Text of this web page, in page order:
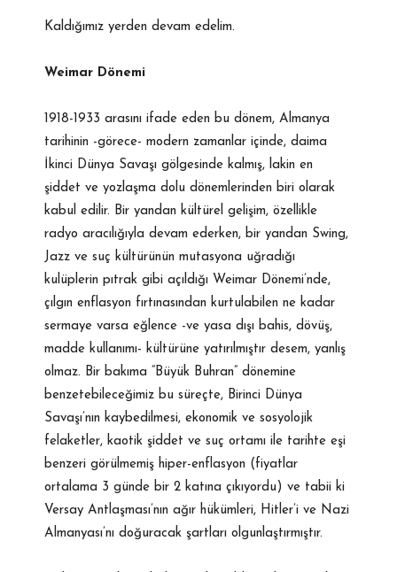
Kaldığımız yerden devam edelim.
Weimar Dönemi
1918-1933 arasını ifade eden bu dönem, Almanya
tarihinin -görece- modern zamanlar içinde, daima
İkinci Dünya Savaşı gölgesinde kalmış, lakin en
şiddet ve yozlaşma dolu dönemlerinden biri olarak
kabul edilir. Bir yandan kültürel gelişim, özellikle
radyo aracılığıyla devam ederken, bir yandan Swing,
Jazz ve suç kültürünün mutasyona uğradığı
kulüplerin pıtrak gibi açıldığı Weimar Dönemi’nde,
çılgın enflasyon fırtınasından kurtulabilen ne kadar
sermaye varsa eğlence -ve yasa dışı bahis, dövüş,
madde kullanımı- kültürüne yatırılmıştır desem, yanlış
olmaz. Bir bakıma “Büyük Buhran” dönemine
benzetebileceğimiz bu süreçte, Birinci Dünya
Savaşı’nın kaybedilmesi, ekonomik ve sosyolojik
felaketler, kaotik şiddet ve suç ortamı ile tarihte eşi
benzeri görülmemiş hiper-enflasyon (fiyatlar
ortalama 3 günde bir 2 katına çıkıyordu) ve tabii ki
Versay Antlaşması’nın ağır hükümleri, Hitler’i ve Nazi
Almanyası’nı doğuracak şartları olgunlaştırmıştır.